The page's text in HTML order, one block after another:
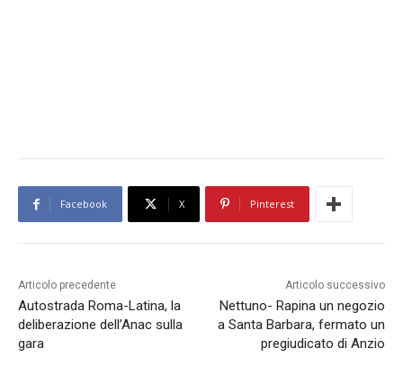
Facebook X Pinterest
Articolo precedente
Autostrada Roma-Latina, la
deliberazione dell’Anac sulla
gara
Articolo successivo
Nettuno- Rapina un negozio
a Santa Barbara, fermato un
pregiudicato di Anzio